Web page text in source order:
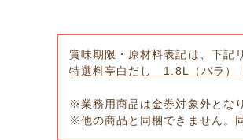
賞味期限・原材料表記は、下記
特選料亭白だし 1.8L（バラ）
※業務用商品は金券対象外とな
※他の商品と同梱できません。